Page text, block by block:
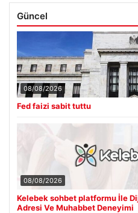
Güncel
08/08/2026
Fed faizi sabit tuttu
08/08/2026
Kelebek sohbet platformu İle
Adresi Ve Muhabbet Deneyimi